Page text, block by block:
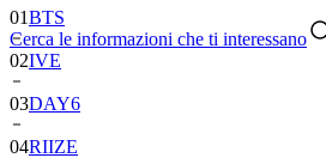
Cerca le informazioni che ti interessano
02IVE
03DAY6
04RIIZE
05NCT